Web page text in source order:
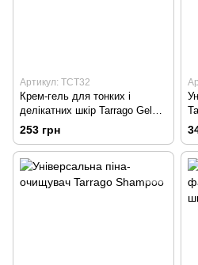
Артикул: TCT32
Крем-гель для тонких і
делікатних шкір Tarrago Gel
Cream
253 грн